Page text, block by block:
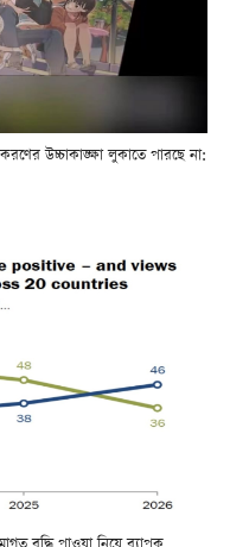
উচ্চাকাঙ্ক্ষা লুকাতে পারছে না: